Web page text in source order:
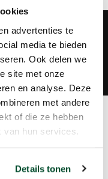
advertenties te
media te bieden
Ook delen we
site met onze
en analyse. Deze
met andere
of die ze hebben
hun services.
Details tonen
nauwkeuriger en